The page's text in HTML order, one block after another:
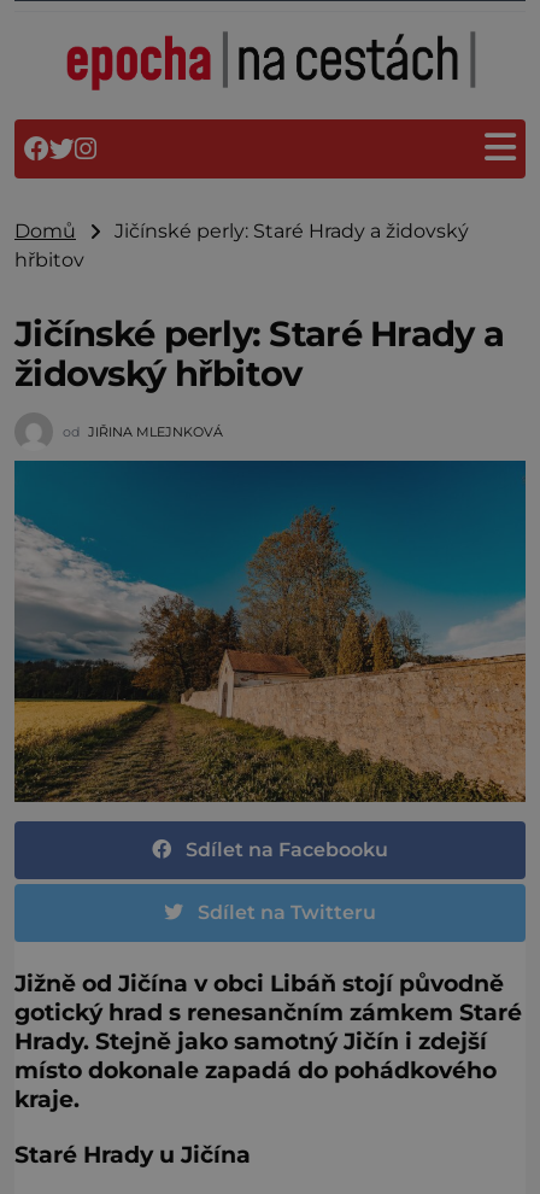
Domů
Jičínské perly: Staré Hrady a židovský
hřbitov
Jičínské perly: Staré Hrady a
židovský hřbitov
od JIŘINA MLEJNKOVÁ
Sdílet na Facebooku
Sdílet na Twitteru
Jižně od Jičína v obci Libáň stojí původně
gotický hrad s renesančním zámkem Staré
Hrady. Stejně jako samotný Jičín i zdejší
místo dokonale zapadá do pohádkového
kraje.
Staré Hrady u Jičína